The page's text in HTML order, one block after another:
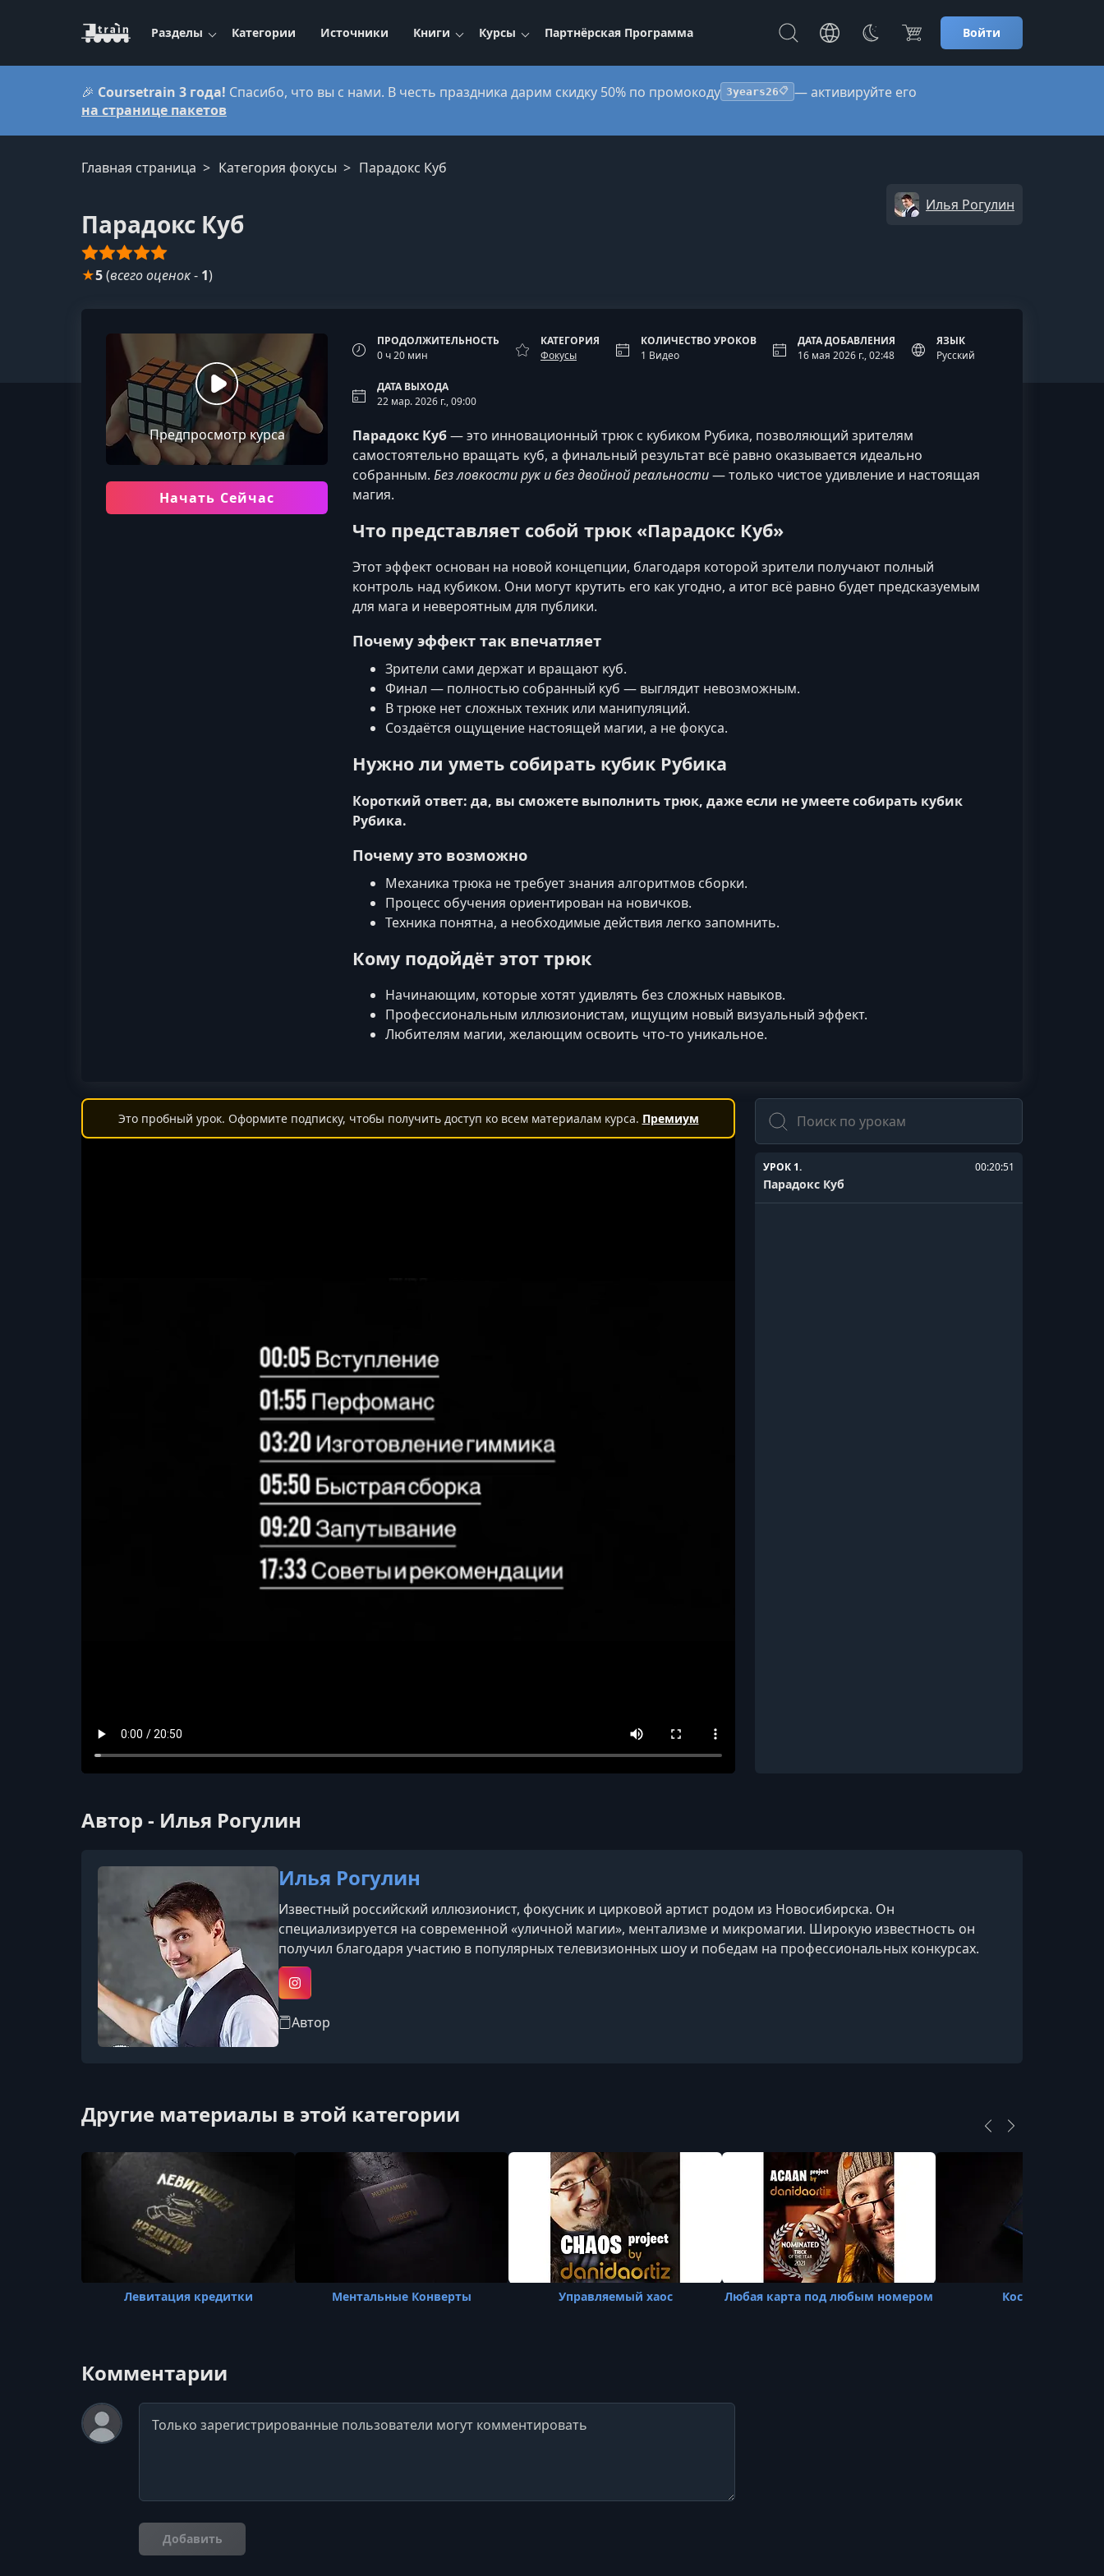
Разделы Категории Источники Книги Курсы Партнёрская Программа Войти
🎉 Coursetrain 3 года! Спасибо, что вы с нами. В честь праздника дарим скидку 50% по промокоду 3years26📋 — активируйте его
на странице пакетов
Главная страница Категория фокусы Парадокс Куб
Парадокс Куб
Илья Рогулин
★5(всего оценок- 1)
Предпросмотр курса
Начать Сейчас
ПРОДОЛЖИТЕЛЬНОСТЬ
0 ч 20 мин
КАТЕГОРИЯ
Фокусы
КОЛИЧЕСТВО УРОКОВ
1 Видео
ДАТА ДОБАВЛЕНИЯ
16 мая 2026 г., 02:48
ЯЗЫК
Русский
ДАТА ВЫХОДА
22 мар. 2026 г., 09:00
Парадокс Куб— это инновационный трюк с кубиком Рубика, позволяющий зрителям
самостоятельно вращать куб, а финальный результат всё равно оказывается идеально
собранным. Без ловкости рук и без двойной реальности— только чистое удивление и настоящая
магия.
Что представляет собой трюк «Парадокс Куб»
Этот эффект основан на новой концепции, благодаря которой зрители получают полный
контроль над кубиком. Они могут крутить его как угодно, а итог всё равно будет предсказуемым
для мага и невероятным для публики.
Почему эффект так впечатляет
Зрители сами держат и вращают куб.
Финал — полностью собранный куб — выглядит невозможным.
В трюке нет сложных техник или манипуляций.
Создаётся ощущение настоящей магии, а не фокуса.
Нужно ли уметь собирать кубик Рубика
Короткий ответ: да, вы сможете выполнить трюк, даже если не умеете собирать кубик
Рубика.
Почему это возможно
Механика трюка не требует знания алгоритмов сборки.
Процесс обучения ориентирован на новичков.
Техника понятна, а необходимые действия легко запомнить.
Кому подойдёт этот трюк
Начинающим, которые хотят удивлять без сложных навыков.
Профессиональным иллюзионистам, ищущим новый визуальный эффект.
Любителям магии, желающим освоить что-то уникальное.
Это пробный урок. Оформите подписку, чтобы получить доступ ко всем материалам курса. Премиум
Поиск
УРОК 1. 00:20:51
Парадокс Куб
Автор - Илья Рогулин
Илья Рогулин
Известный российский иллюзионист, фокусник и цирковой артист родом из Новосибирска. Он
специализируется на современной «уличной магии», ментализме и микромагии. Широкую известность он
получил благодаря участию в популярных телевизионных шоу и победам на профессиональных конкурсах.
Instagram
Автор
Другие материалы в этой категории
Левитация кредитки Ментальные Конверты Управляемый хаос Любая карта под любым номером Косая Колода
Комментарии
Комментарий
Добавить